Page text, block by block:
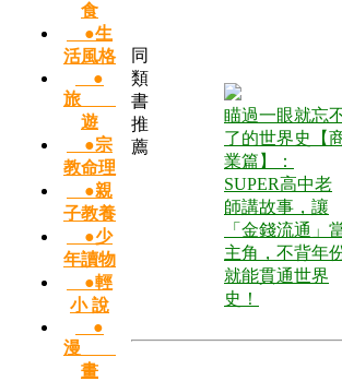
食
●生
活風格
●
旅
遊
●宗
教命理
●親
子教養
●少
年讀物
●輕
小 說
●
漫
畫
同
類
書
推
薦
瞄過一眼就忘
了的世界史【
業篇】：
SUPER高中老
師講故事，讓
「金錢流通」
主角，不背年
就能貫通世界
史！